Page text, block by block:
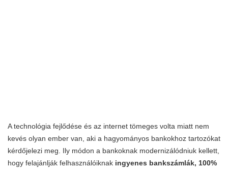
A technológia fejlődése és az internet tömeges volta miatt nem
kevés olyan ember van, aki a hagyományos bankokhoz tartozókat
kérdőjelezi meg. Ily módon a bankoknak modernizálódniuk kellett,
hogy felajánlják felhasználóiknak ingyenes bankszámlák, 100%